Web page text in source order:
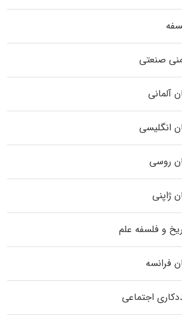
صنعتی
آلمانی
انگلیسی
روسی
ژاپنی
و فلسفه علم
فرانسه
اجتماعی